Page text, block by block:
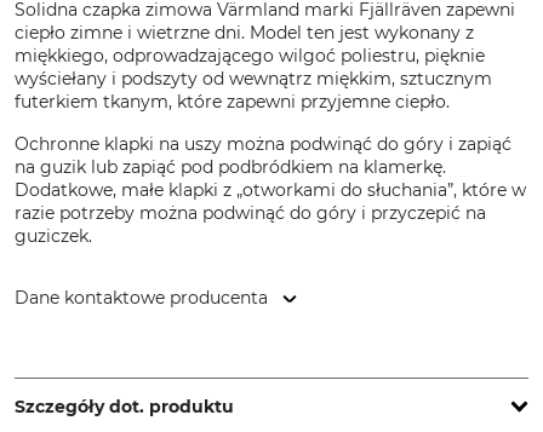
Solidna czapka zimowa Värmland marki Fjällräven zapewni
ciepło zimne i wietrzne dni. Model ten jest wykonany z
miękkiego, odprowadzającego wilgoć poliestru, pięknie
wyściełany i podszyty od wewnątrz miękkim, sztucznym
futerkiem tkanym, które zapewni przyjemne ciepło.
Ochronne klapki na uszy można podwinąć do góry i zapiąć
na guzik lub zapiąć pod podbródkiem na klamerkę.
Dodatkowe, małe klapki z „otworkami do słuchania”, które w
razie potrzeby można podwinąć do góry i przyczepić na
guziczek.
Dane kontaktowe producenta
Sweden, www.fjallraven.com
Szczegóły dot. produktu